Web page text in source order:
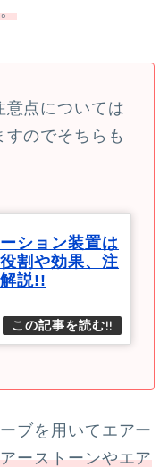
意点については
すのでそちらも
ション装置は
割や効果、注
説!!
ブを用いてエアー
ーストーンやエア